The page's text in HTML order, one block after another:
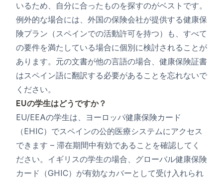
いるため、自分に合ったものを探すのがベストです。
例外的な場合には、外国の保険会社が提供する健康保
険プラン（スペインでの活動許可を持つ）も、すべて
の要件を満たしている場合に個別に検討されることが
あります。元の文書が他の言語の場合、健康保険証書
はスペイン語に翻訳する必要があることを忘れないで
ください。
EUの学生はどうですか？
EU/EEAの学生は、ヨーロッパ健康保険カード
（EHIC）でスペインの公的医療システムにアクセス
できます – 滞在期間中有効であることを確認してく
ださい。イギリスの学生の場合、グローバル健康保険
カード（GHIC）が有効なカバーとして受け入れられ